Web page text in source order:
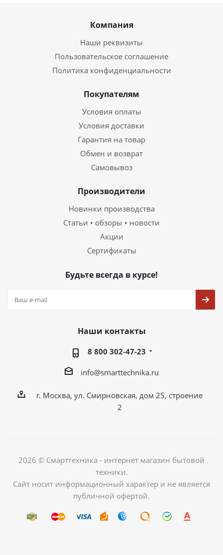
Компания
Наши реквизиты
Пользовательское соглашение
Политика конфиденциальности
Покупателям
Условия оплаты
Условия доставки
Гарантия на товар
Обмен и возврат
Самовывоз
Производители
Новинки производства
Статьи • обзоры • новости
Акции
Сертификаты
Будьте всегда в курсе!
Наши контакты
8 800 302-47-23
info@smarttechnika.ru
г. Москва, ул. Смирновская, дом 25, строение
2
2026 © Смарттехника - интернет магазин бытовой
техники.
Сайт носит информационный характер и не является
публичной офертой.